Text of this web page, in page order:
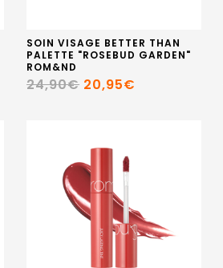
SOIN VISAGE BETTER THAN
PALETTE "ROSEBUD GARDEN"
ROM&ND
24,90€ 20,95€